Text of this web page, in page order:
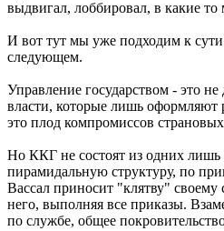
выдвигал, лоббировал, в какие
И вот тут мы уже подходим к
следующем.
Управление государством - это не
власти, которые лишь
это плод компромиссов
Но ККГ не состоят из одних
пирамидальную структуру, по
Вассал приносит "клятву" своему
него, выполняя все приказы.
по службе, общее